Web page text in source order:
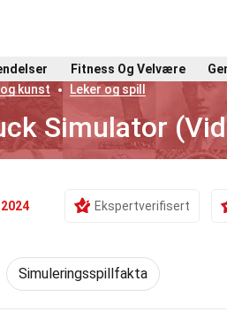
Fitness Og Velvære
kunst Leker og spill
Simulator
Ekspertverifisert
Simuleringsspillfakta